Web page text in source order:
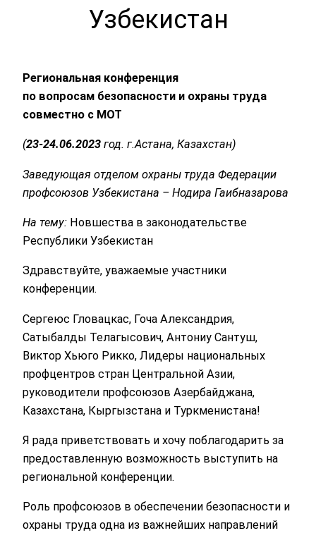
Узбекистан
Региональная конференция
по вопросам безопасности и охраны труда
совместно с МОТ
(23-24.06.2023 год. г.Астана, Казахстан)
Заведующая отделом охраны труда Федерации
профсоюзов Узбекистана – Нодира Гаибназарова
На тему: Новшества в законодательстве
Республики Узбекистан
Здравствуйте, уважаемые участники
конференции.
Сергеюс Гловацкас, Гоча Александрия,
Сатыбалды Телагысович, Антониу Сантуш,
Виктор Хьюго Рикко, Лидеры национальных
профцентров стран Центральной Азии,
руководители профсоюзов Азербайджана,
Казахстана, Кыргызстана и Туркменистана!
Я рада приветствовать и хочу поблагодарить за
предоставленную возможность выступить на
региональной конференции.
Роль профсоюзов в обеспечении безопасности и
охраны труда одна из важнейших направлений